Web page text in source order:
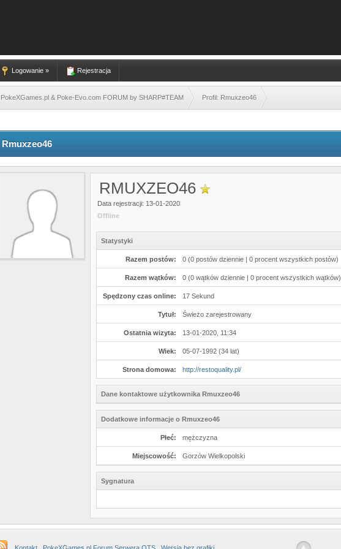
Logowanie » Rejestracja
PokeXGames.pl & Poke-Evo.com FORUM by SHARP#TEAM Profil: Rmuxzeo46
Rmuxzeo46
RMUXZEO46
Data rejestracji: 13-01-2020
Offline
Statystyki
Razem postów: 0 (0 postów dziennie | 0 procent wszystkich postów)
Razem wątków: 0 (0 wątków dziennie | 0 procent wszystkich wątków)
Spędzony czas online: 17 Sekund
Tytuł: Świeżo zarejestrowany
Ostatnia wizyta: 13-01-2020, 11:34
Wiek: 05-07-1992 (34 lat)
Strona domowa: http://restoquality.pl/
Dane kontaktowe użytkownika Rmuxzeo46
Dodatkowe informacje o Rmuxzeo46
Płeć: mężczyzna
Miejscowość: Gorzów Wielkopolski
Sygnatura